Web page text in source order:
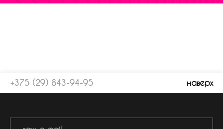
+375 (29) 843-94-95 наверх